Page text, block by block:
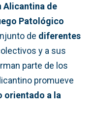
Alicantina de
Patológico
de diferentes
y a sus
parte de los
promueve
orientado a la